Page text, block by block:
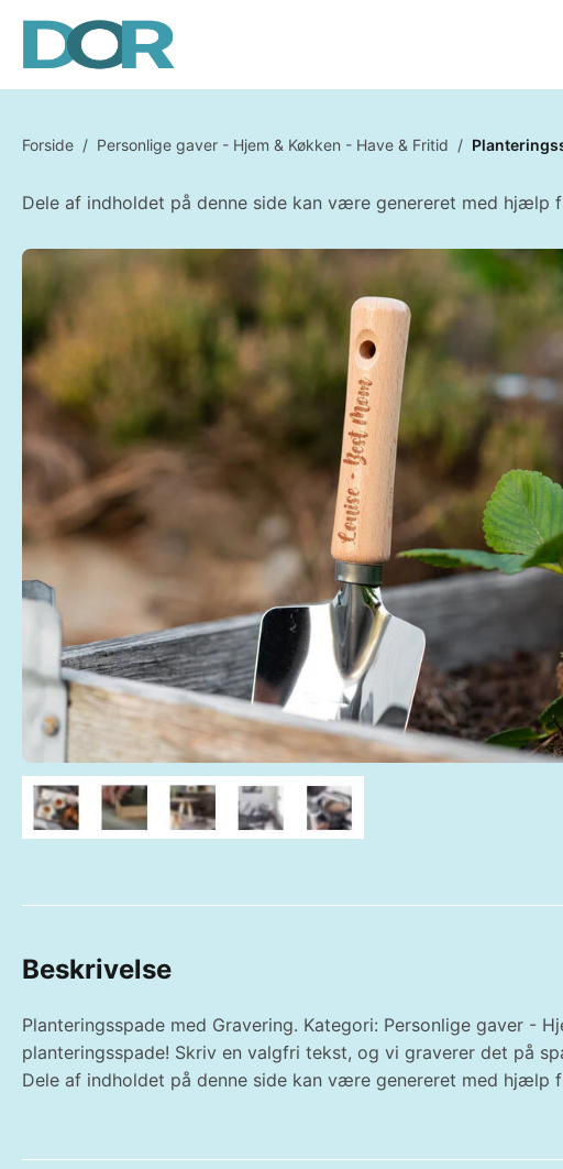
Forside / Personlige gaver - Hjem & Køkken - Have & Fritid /
Dele af indholdet på denne side kan være genereret med hjælp
Beskrivelse
Planteringsspade med Gravering. Kategori: Personlige gaver -
planteringsspade! Skriv en valgfri tekst, og vi graverer det på
Dele af indholdet på denne side kan være genereret med hjælp